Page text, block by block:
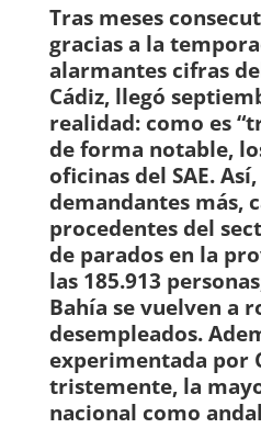
Tras meses
gracias a la
alarmantes cifras
Cádiz, llegó
realidad: como es
de forma notable,
oficinas del SAE.
demandantes más,
procedentes del
de parados en la
las 185.913
Bahía se vuelven a
desempleados.
experimentada por
tristemente, la
nacional como